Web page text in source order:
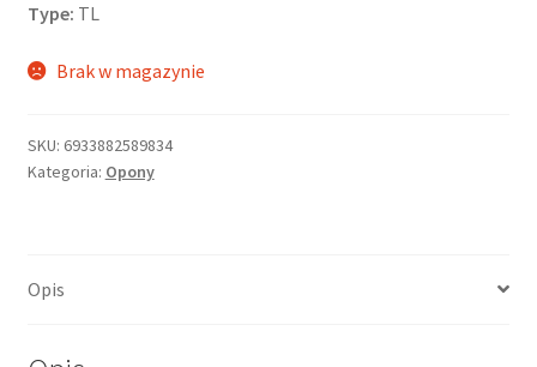
Type: TL
Brak w magazynie
SKU: 6933882589834
Kategoria: Opony
Opis